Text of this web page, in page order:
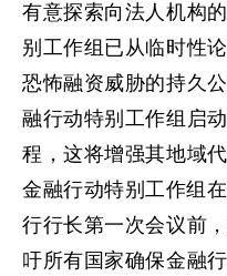
有意探索向法人机构
别工作组已从临时性
恐怖融资威胁的持久
融行动特别工作组启
程，这将增强其地域
金融行动特别工作组
行行长第一次会议前
吁所有国家确保金融